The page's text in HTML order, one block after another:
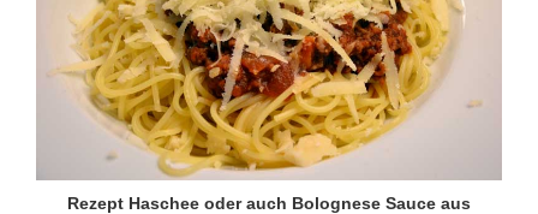
Rezept Haschee oder auch Bolognese Sauce aus